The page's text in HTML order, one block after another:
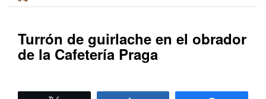
Turrón de guirlache en el obrador
de la Cafetería Praga